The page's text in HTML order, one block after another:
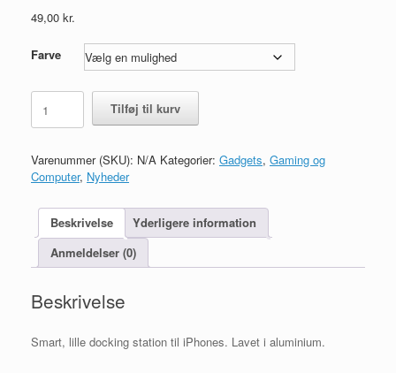
49,00 kr.
Farve
Aluminium
Docking
Station
iPhones
antal
Tilføj til kurv
Varenummer (SKU): N/A Kategorier: Gadgets, Gaming og
Computer, Nyheder
Beskrivelse
Yderligere information
Anmeldelser (0)
Beskrivelse
Smart, lille docking station til iPhones. Lavet i aluminium.